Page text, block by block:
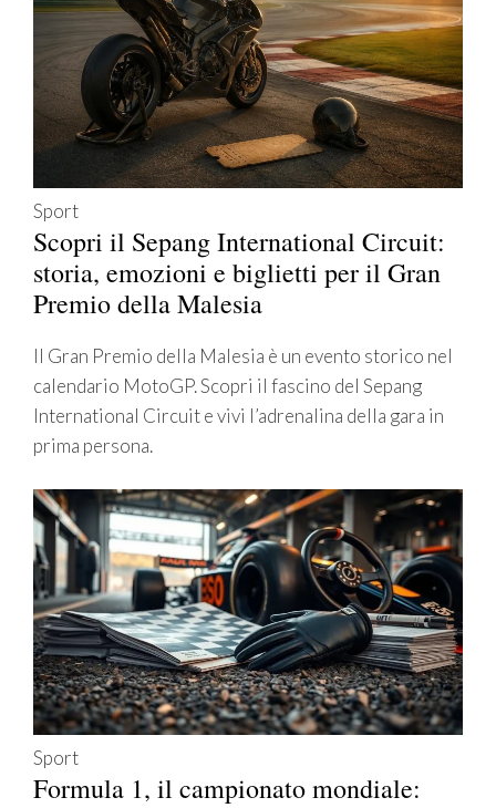
Sport
Scopri il Sepang International Circuit:
storia, emozioni e biglietti per il Gran
Premio della Malesia
Il Gran Premio della Malesia è un evento storico nel
calendario MotoGP. Scopri il fascino del Sepang
International Circuit e vivi l’adrenalina della gara in
prima persona.
Sport
Formula 1, il campionato mondiale: